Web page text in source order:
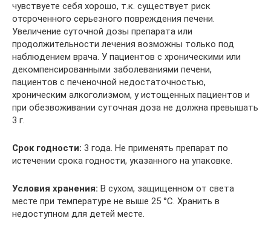
чувствуете себя хорошо, т.к. существует риск
отсроченного серьезного повреждения печени.
Увеличение суточной дозы препарата или
продолжительности лечения возможны только под
наблюдением врача. У пациентов с хроническими или
декомпенсированными заболеваниями печени,
пациентов с печеночной недостаточностью,
хроническим алкоголизмом, у истощенных пациентов и
при обезвоживании суточная доза не должна превышать
3 г.
Срок годности: 3 года. Не применять препарат по
истечении срока годности, указанного на упаковке.
Условия хранения: В сухом, защищенном от света
месте при температуре не выше 25 °С. Хранить в
недоступном для детей месте.